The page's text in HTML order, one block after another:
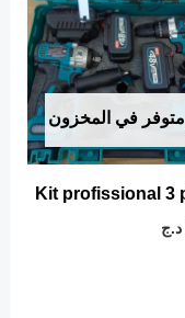
في المخزون
Kit profissional 3
د.ج